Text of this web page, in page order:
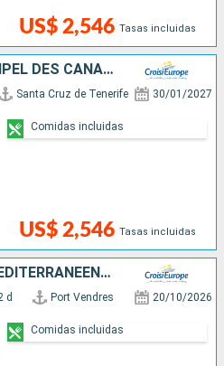
US$ 2,546 Tasas incluidas
CROISIÈRE DANS L'ARCHIPEL DES CANARIES, LA DOUCEUR D'UN ÉTERNEL PRINTEMPS
Santa Cruz de Tenerife 30/01/2027
US$ 2,546 Tasas incluidas
Comidas incluidas
ARTS & SPLENDEURS MÉDITERRANÉENNES : CORSE, SARDAIGNE ET PARFUMS D'ITALIE - ESCALES D'EXCEPTION DE NAPOLÉON AUX MÉDICIS : ROME, PISE, NAPLES, CASTELSARDO ET AJACCIO (FORMULE PORT-PORT)
d Port Vendres 20/10/2026
Comidas incluidas